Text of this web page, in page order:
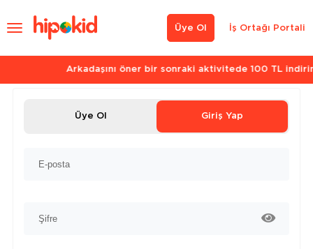
İş Ortağı Portali
Üye Ol
Arkadaşını öner bir sonraki aktivitede 100 TL indirim kazan.
Üye Ol Giriş Yap